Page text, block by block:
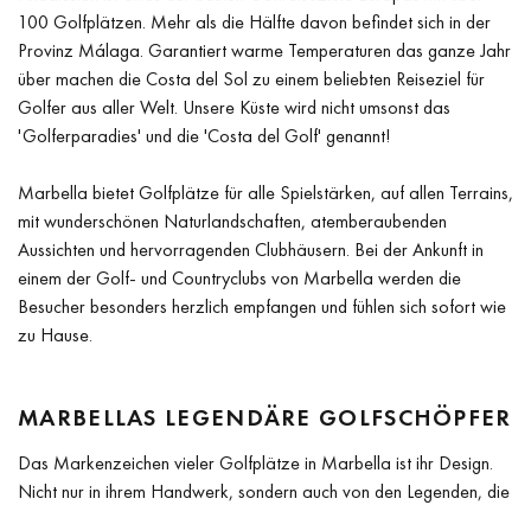
100 Golfplätzen. Mehr als die Hälfte davon befindet sich in der
Provinz Málaga. Garantiert warme Temperaturen das ganze Jahr
über machen die Costa del Sol zu einem beliebten Reiseziel für
Golfer aus aller Welt. Unsere Küste wird nicht umsonst das
'Golferparadies' und die 'Costa del Golf' genannt!
Marbella bietet Golfplätze für alle Spielstärken, auf allen Terrains,
mit wunderschönen Naturlandschaften, atemberaubenden
Aussichten und hervorragenden Clubhäusern. Bei der Ankunft in
einem der Golf- und Countryclubs von Marbella werden die
Besucher besonders herzlich empfangen und fühlen sich sofort wie
zu Hause.
MARBELLAS LEGENDÄRE GOLFSCHÖPFER
Das Markenzeichen vieler Golfplätze in Marbella ist ihr Design.
Nicht nur in ihrem Handwerk, sondern auch von den Legenden, die